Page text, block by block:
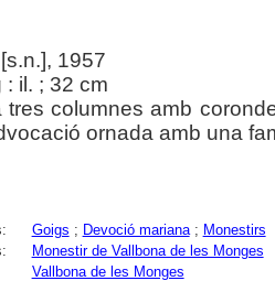
1957
: il. ; 32 cm
tres columnes amb
ornada amb una
Goigs ; Devoció mariana; Monestirs
Monestir de Vallbona de les Monges
Vallbona de les Monges